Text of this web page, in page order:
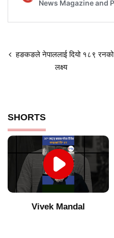
हङकङले नेपाललाई दियो १८९ रनको
लक्ष्य
SHORTS
Vivek Mandal